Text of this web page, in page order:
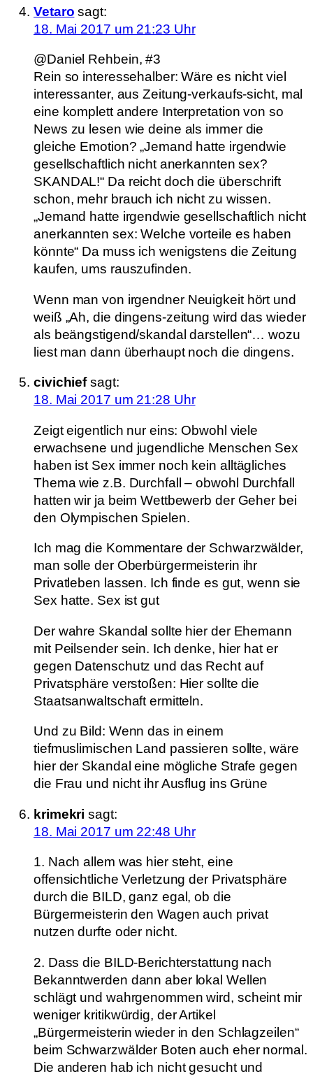
Vetaro sagt:
18. Mai 2017 um 21:23 Uhr
@Daniel Rehbein, #3
Rein so interessehalber: Wäre es nicht viel
interessanter, aus Zeitung-verkaufs-sicht, mal
eine komplett andere Interpretation von so
News zu lesen wie deine als immer die
gleiche Emotion? „Jemand hatte irgendwie
gesellschaftlich nicht anerkannten sex?
SKANDAL!“ Da reicht doch die überschrift
schon, mehr brauch ich nicht zu wissen.
„Jemand hatte irgendwie gesellschaftlich nicht
anerkannten sex: Welche vorteile es haben
könnte“ Da muss ich wenigstens die Zeitung
kaufen, ums rauszufinden.
Wenn man von irgendner Neuigkeit hört und
weiß „Ah, die dingens-zeitung wird das wieder
als beängstigend/skandal darstellen“… wozu
liest man dann überhaupt noch die dingens.
civichief sagt:
18. Mai 2017 um 21:28 Uhr
Zeigt eigentlich nur eins: Obwohl viele
erwachsene und jugendliche Menschen Sex
haben ist Sex immer noch kein alltägliches
Thema wie z.B. Durchfall – obwohl Durchfall
hatten wir ja beim Wettbewerb der Geher bei
den Olympischen Spielen.
Ich mag die Kommentare der Schwarzwälder,
man solle der Oberbürgermeisterin ihr
Privatleben lassen. Ich finde es gut, wenn sie
Sex hatte. Sex ist gut
Der wahre Skandal sollte hier der Ehemann
mit Peilsender sein. Ich denke, hier hat er
gegen Datenschutz und das Recht auf
Privatsphäre verstoßen: Hier sollte die
Staatsanwaltschaft ermitteln.
Und zu Bild: Wenn das in einem
tiefmuslimischen Land passieren sollte, wäre
hier der Skandal eine mögliche Strafe gegen
die Frau und nicht ihr Ausflug ins Grüne
krimekri sagt:
18. Mai 2017 um 22:48 Uhr
1. Nach allem was hier steht, eine
offensichtliche Verletzung der Privatsphäre
durch die BILD, ganz egal, ob die
Bürgermeisterin den Wagen auch privat
nutzen durfte oder nicht.
2. Dass die BILD-Berichterstattung nach
Bekanntwerden dann aber lokal Wellen
schlägt und wahrgenommen wird, scheint mir
weniger kritikwürdig, der Artikel
„Bürgermeisterin wieder in den Schlagzeilen“
beim Schwarzwälder Boten auch eher normal.
Die anderen hab ich nicht gesucht und